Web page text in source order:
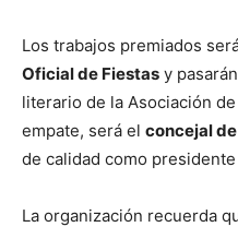
Los trabajos premiados
Oficial de Fiestas y
literario de la Asociación
empate, será el concejal
de calidad como
La organización recuerda